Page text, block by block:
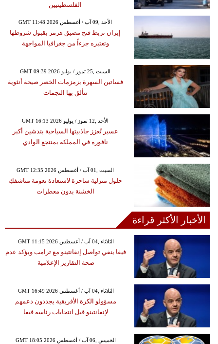
الفلسطينيين
GMT 11:48 2026 الأحد ,09 آب / أغسطس
إيران تربط فتح مضيق هرمز بقبول شروطها
وتعتبره جزءاً من جغرافيا المواجهة
GMT 09:39 2026 السبت ,25 تموز / يوليو
فساتين السهرة بزمزمات الخصر صيحة أنثوية
تتألق بها النجمات
GMT 16:13 2026 الأحد ,12 تموز / يوليو
عسير تُعزز جاذبيتها السياحية بتدشين أكبر
نافورة في المملكة بمنتجع الوادي
GMT 12:35 2026 السبت ,01 آب / أغسطس
حلول منزلية ساحرة لاستعادة نعومة مناشفكِ
الخشنة بدون معطرات
الأخبار الأكثر قراءة
GMT 11:15 2026 الثلاثاء ,04 آب / أغسطس
فيفا ينفي تواصل إنفانتينو مع ترامب ويؤكد عدم
صحة التقارير الإعلامية
GMT 16:49 2026 الثلاثاء ,04 آب / أغسطس
مسؤولو الكرة الأفريقية يجددون دعمهم
لإنفانتينو قبل انتخابات رئاسة فيفا
GMT 18:05 2026 الخميس ,06 آب / أغسطس